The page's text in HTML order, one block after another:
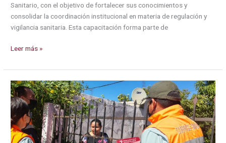
Sanitario, con el objetivo de fortalecer sus conocimientos y
consolidar la coordinación institucional en materia de regulación y
vigilancia sanitaria. Esta capacitación forma parte de
Comisionada
COEPRISS
participa
en
curso
de
inducción
al
Leer más »